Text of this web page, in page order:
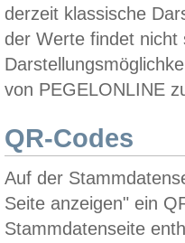
derzeit klassische
der Werte findet
von PEGELONLINE
QR-Codes
Auf der
Seite anzeigen" ein
Stammdatenseite